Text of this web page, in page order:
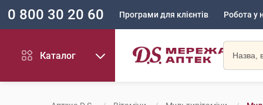
0 800 30 20 60 Програми для клієнтів Робота у
Каталог